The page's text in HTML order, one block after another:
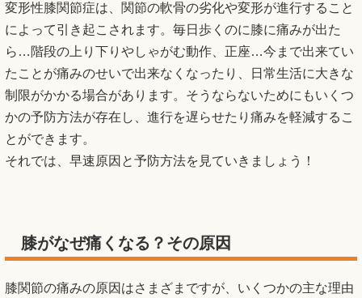
変形性膝関節症は、関節の軟骨の劣化や変形が進行すること
によって引き起こされます。毎日歩くのに膝に痛みが出た
ら…階段の上り下りやしゃがむ動作、正座…今まで出来てい
たことが痛みのせいで出来なくなったり、日常生活に大きな
制限がかかる場合があります。そうならないためにもいくつ
かの予防方法が存在し、進行を遅らせたり痛みを軽減するこ
とができます。
それでは、早速原因と予防方法を見ていきましょう！
膝がなぜ痛くなる？その原因
膝関節の痛みの原因はさまざまですが、いくつかの主な理由